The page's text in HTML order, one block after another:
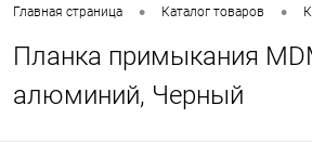
Главная страница • Каталог товаров •
Планка примыкания
алюминий, Черный